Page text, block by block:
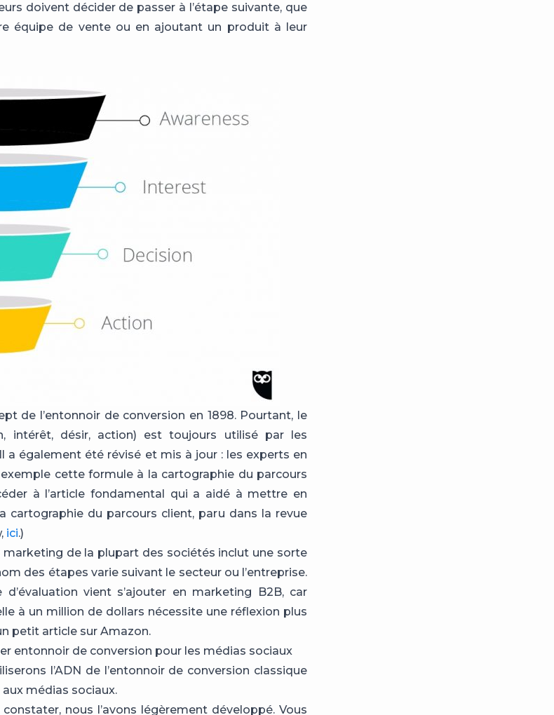
doivent décider de passer à l’étape suivante, que
équipe de vente ou en ajoutant un produit à leur
de l’entonnoir de conversion en 1898. Pourtant, le
intérêt, désir, action) est toujours utilisé par les
a également été révisé et mis à jour : les experts en
cette formule à la cartographie du parcours
à l’article fondamental qui a aidé à mettre en
cartographie du parcours client, paru dans la revue
ici.)
marketing de la plupart des sociétés inclut une sorte
des étapes varie suivant le secteur ou l’entreprise.
vient s’ajouter en marketing B2B, car
à un million de dollars nécessite une réflexion plus
petit article sur Amazon.
entonnoir de conversion pour les médias sociaux
l’ADN de l’entonnoir de conversion classique
médias sociaux.
nous l’avons légèrement développé. Vous